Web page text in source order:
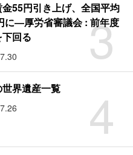
3
55円引き上げ、全国平均
に―厚労省審議会 : 前年度
回る
4
世界遺産一覧